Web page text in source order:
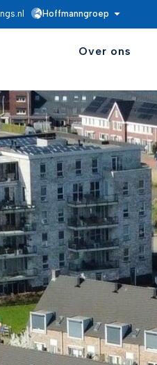
Hoffmanngroep
Over ons